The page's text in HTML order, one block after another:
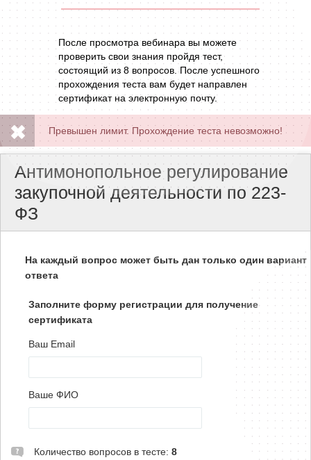
После просмотра вебинара вы можете
проверить свои знания пройдя тест,
состоящий из 8 вопросов. После успешного
прохождения теста вам будет направлен
сертификат на электронную почту.